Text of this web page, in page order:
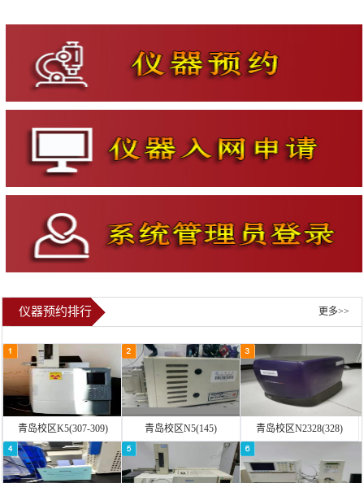
仪器预约排行 更多>>
青岛校区K5(307-309) 青岛校区N5(145) 青岛校区N2328(328)